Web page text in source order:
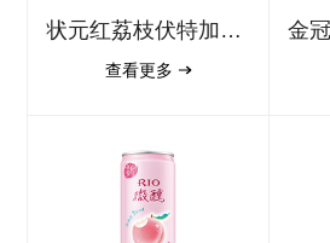
状元红荔枝伏特加风味
查看更多